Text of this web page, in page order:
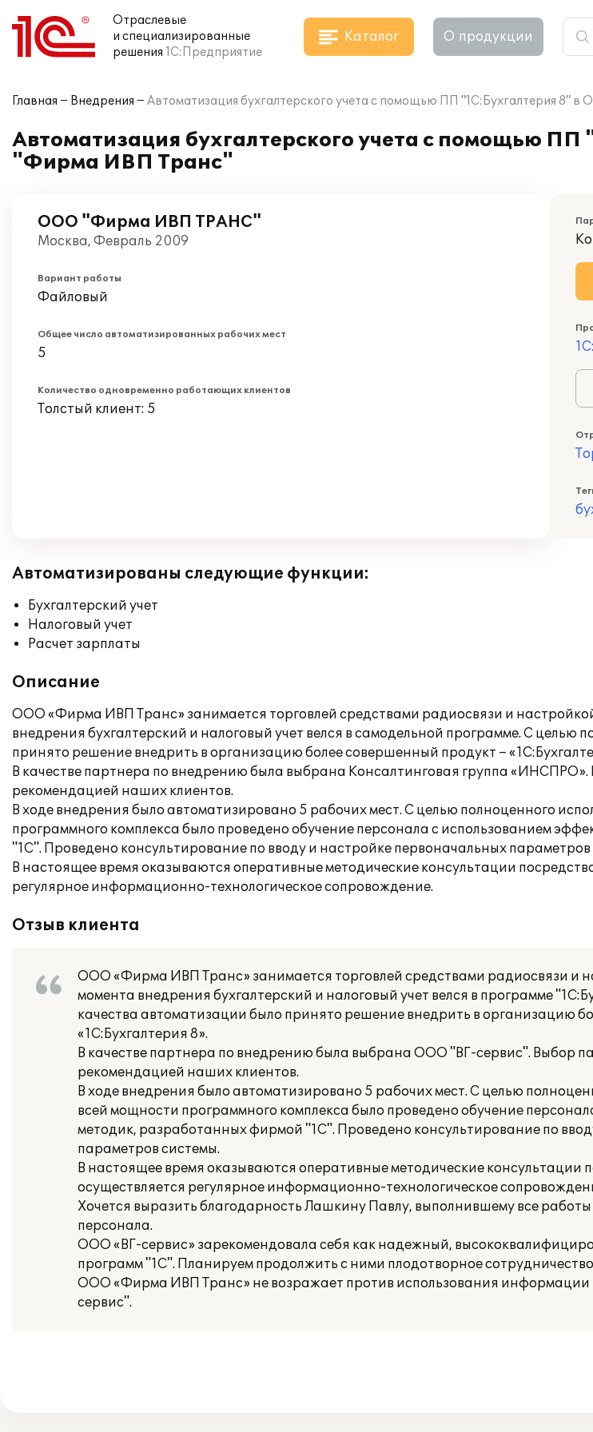
Отраслевые
и специализированные
решения 1С:Предприятие
Каталог О продукции
Главная Внедрения Автоматизация бухгалтерского учета с помощью ПП "1С:Бухгалтерия
Автоматизация бухгалтерского учета с помощью
"Фирма ИВП Транс"
ООО "Фирма ИВП ТРАНС"
Москва, Февраль 2009
Вариант работы
Файловый
Общее число автоматизированных рабочих мест
5
Количество одновременно работающих клиентов
Толстый клиент: 5
Автоматизированы следующие функции:
Бухгалтерский учет
Налоговый учет
Расчет зарплаты
Описание
ООО «Фирма ИВП Транс» занимается торговлей средствами радиосвязи и
внедрения бухгалтерский и налоговый учет велся в самодельной программе. С целью
принято решение внедрить в организацию более совершенный продукт –
В качестве партнера по внедрению была выбрана Консалтинговая группа «ИНСПРО».
рекомендацией наших клиентов.
В ходе внедрения было автоматизировано 5 рабочих мест. С целью полноценного
программного комплекса было проведено обучение персонала с использованием
"1С". Проведено консультирование по вводу и настройке первоначальных параметров
В настоящее время оказываются оперативные методические консультации
регулярное информационно-технологическое сопровождение.
Отзыв клиента
ООО «Фирма ИВП Транс» занимается торговлей средствами радиосвязи и
момента внедрения бухгалтерский и налоговый учет велся в программе
качества автоматизации было принято решение внедрить в организацию
«1С:Бухгалтерия 8».
В качестве партнера по внедрению была выбрана ООО "ВГ-сервис". Выбор
рекомендацией наших клиентов.
В ходе внедрения было автоматизировано 5 рабочих мест. С целью
всей мощности программного комплекса было проведено обучение
методик, разработанных фирмой "1С". Проведено консультирование по
параметров системы.
В настоящее время оказываются оперативные методические консультации
осуществляется регулярное информационно-технологическое
Хочется выразить благодарность Лашкину Павлу, выполнившему все
персонала.
ООО «ВГ-сервис» зарекомендовала себя как надежный,
программ "1С". Планируем продолжить с ними плодотворное
ООО «Фирма ИВП Транс» не возражает против использования
сервис".